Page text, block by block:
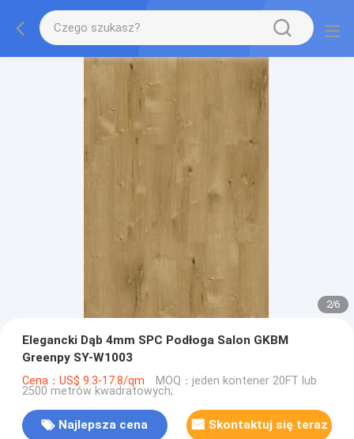
2/6
Elegancki Dąb 4mm SPC Podłoga Salon GKBM
Greenpy SY-W1003
Cena：US$ 9.3-17.8/qm MOQ：jeden kontener 20FT lub
2500 metrów kwadratowych;
Najlepsza cena Skontaktuj się teraz